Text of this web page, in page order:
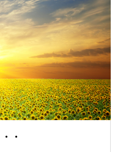
・